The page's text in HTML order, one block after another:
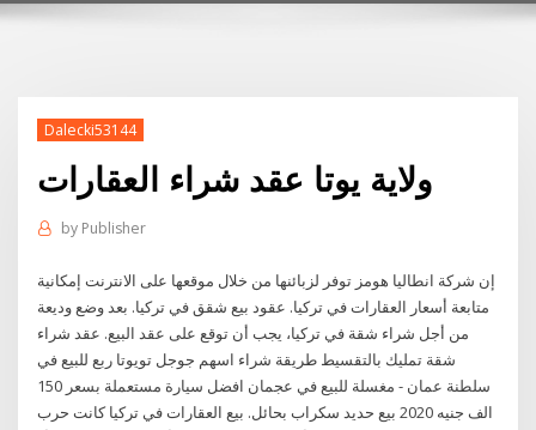
Dalecki53144
ولاية يوتا عقد شراء العقارات
by Publisher
إن شركة انطاليا هومز توفر لزبائنها من خلال موقعها على الانترنت إمكانية
متابعة أسعار العقارات في تركيا. عقود بيع شقق في تركيا. بعد وضع وديعة
من أجل شراء شقة في تركيا، يجب أن توقع على عقد البيع. عقد شراء
شقة تمليك بالتقسيط طريقة شراء اسهم جوجل تويوتا ربع للبيع في
سلطنة عمان - مغسلة للبيع في عجمان افضل سيارة مستعملة بسعر 150
الف جنيه 2020 بيع حديد سكراب بحائل. بيع العقارات في تركيا كانت حرب